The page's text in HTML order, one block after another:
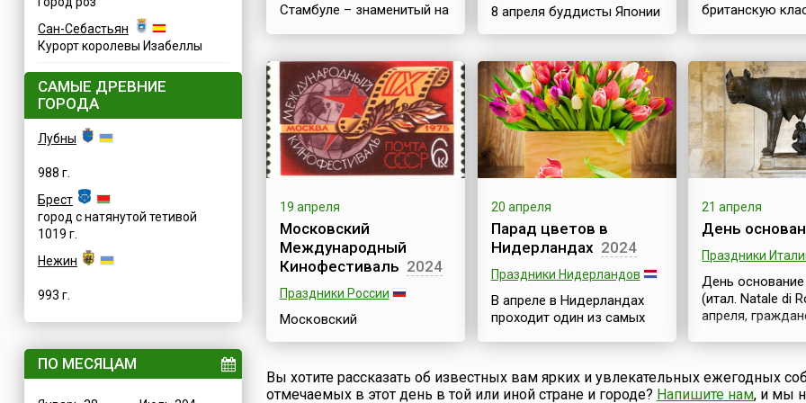
Сан-Себастьян
Курорт королевы Изабеллы
САМЫЕ ДРЕВНИЕ
ГОРОДА
Лубны
988 г.
Брест
город с натянутой тетивой
1019 г.
Нежин
993 г.
ПО МЕСЯЦАМ
Стамбуле – знаменитый на
событие, которое
привлекает в Турцию
множеством туристов.
Этот великолепный
праздник проводится
каждую весну и длится
примерно месяц. Ежегодно
в апреле Стамбул
превращается в цветочный
шедевр и становится
тюльпановой столицей
мира. Миллионы
тюльпанов высаживают по
увидеть практичес...
8 апреля буддисты Японии
Камбут(ц)у-э. Посвящён
он появлению на свет
Будды, и часто
упоминается как
Фестиваль
цветов.Праздничные
мероприятия,
посвящённые Дню
Рождения основателя
одной из мировых религий,
были известны ещё в
начале нашей эры, хотя
популярность приобрели
во второй половине 19
века.Все церемониальные
действия, проводящиеся в
британскую
считается
английским
национальной
особенностью.
давленный
хлопья)
названием
«протестантский
(англ. Quakers
называется и
хлопьев. Однако
туманный
похвастать
любовью к
19 апреля
Московский
Международный
Кинофестиваль 2024
Праздники России
Московский
один из старейших
мировых кинофорумов
20 апреля
Парад цветов в
Нидерландах 2024
Праздники Нидерландов
В апреле в Нидерландах
проходит один из самых
Corso). Это настоящий
21 апреля
День
Праздники
День
(итал. Natale di
апреля,
праздник, не
выходным днем.
весьма
Вы хотите рассказать об известных вам ярких и увлекательных ежегодных
отмечаемых в этот день в той или иной стране и городе? Напишите нам, и мы